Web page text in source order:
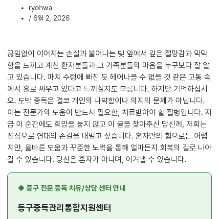
ryohwa
/ 6월 2, 2026
끊임없이 이어지는 손실과 불어나는 빚 앞에서 깊은 절망감과 막막
함을 느끼고 계신 환자분들과 그 가족분들의 마음을 누구보다 잘 알
고 있습니다. 마치 수렁에 빠진 듯 헤어나올 수 없을 것 같은 고통 속
에서 홀로 싸우고 있다고 느끼실지도 모릅니다. 하지만 기억하십시
오. 도박 중독은 결코 개인의 나약함이나 의지의 문제가 아닙니다.
이는 전문가의 도움이 반드시 필요한, 치료받아야 할 질병입니다. 지
금 이 순간에도 희망을 놓지 않고 이 글을 찾아주신 당신께, 저희는
진심으로 연대의 손길을 내밀고 싶습니다. 혼자만의 힘으로는 어렵
지만, 올바른 도움과 꾸준한 노력을 통해 얼마든지 회복의 길로 나아
갈 수 있습니다. 당신은 혼자가 아니며, 이겨낼 수 있습니다.
🍀 중구 전문 중독 치유/상담 센터 안내
동구중독관리통합지원센터